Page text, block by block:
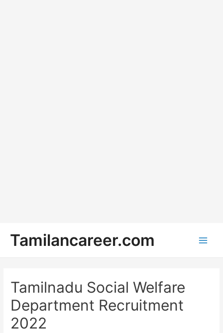
content
Tamilancareer.com
Tamilnadu Social Welfare
Department Recruitment
2022